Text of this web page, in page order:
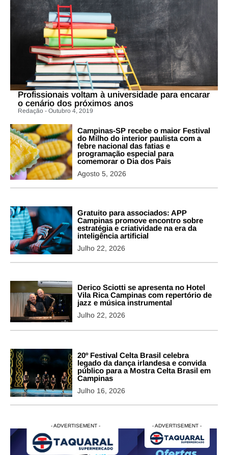
Profissionais voltam à universidade para encarar
o cenário dos próximos anos
Redação - Outubro 4, 2019
Campinas-SP recebe o maior Festival
do Milho do interior paulista com a
febre nacional das fatias e
programação especial para
comemorar o Dia dos Pais
Agosto 5, 2026
Gratuito para associados: APP
Campinas promove encontro sobre
estratégia e criatividade na era da
inteligência artificial
Julho 22, 2026
Derico Sciotti se apresenta no Hotel
Vila Rica Campinas com repertório de
jazz e música instrumental
Julho 22, 2026
20º Festival Celta Brasil celebra
legado da dança irlandesa e convida
público para a Mostra Celta Brasil em
Campinas
Julho 16, 2026
- ADVERTISEMENT - -
- ADVERTISEMENT - - ADVERTISEMENT -